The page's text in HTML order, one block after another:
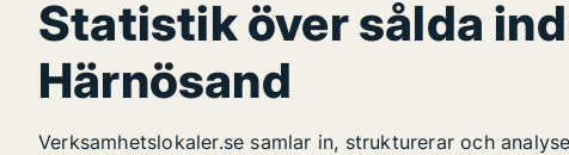
Statistik över sålda
Härnösand
Verksamhetslokaler.se samlar in, strukturerar och